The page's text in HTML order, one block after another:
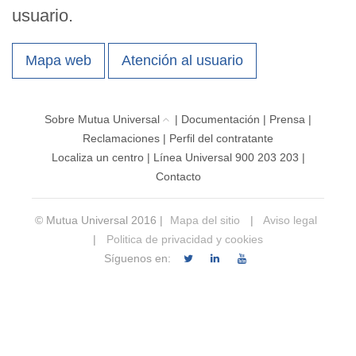
usuario.
Mapa web Atención al usuario
Sobre Mutua Universal | Documentación | Prensa |
Reclamaciones | Perfil del contratante
Localiza un centro| Línea Universal 900 203 203 |
Contacto
© Mutua Universal 2016 | Mapa del sitio |
Aviso legal
|
Politica de privacidad y cookies
Síguenos en: